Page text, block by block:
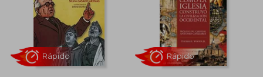
5% 33,72 € 5%